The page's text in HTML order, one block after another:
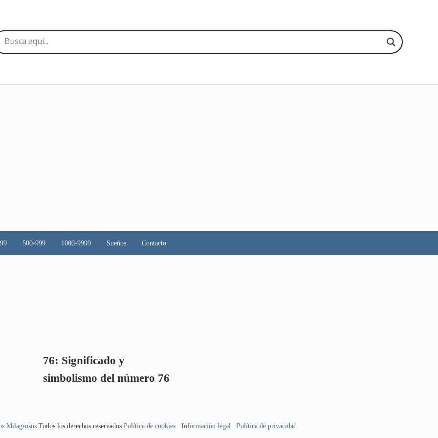
500-999 1000-9999 Sueños Contacto
76: Significado y
simbolismo del número 76
Milagrosos Todos los derechos reservados Política de cookies Información legal Política de privacidad